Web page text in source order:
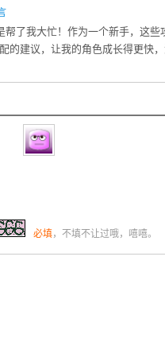
了我大忙！作为一个新手，这些
的建议，让我的角色成长得更快
必填，不填不让过哦，嘻嘻。